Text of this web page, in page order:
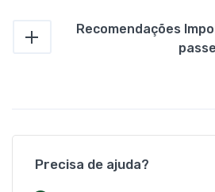
Recomendações
Precisa de ajuda?